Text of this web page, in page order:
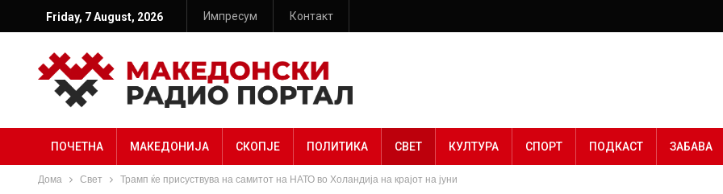
Friday, 7 August, 2026 Импресум Контакт
ПОЧЕТНА МАКЕДОНИЈА СКОПЈЕ ПОЛИТИКА СВЕТ КУЛТУРА СПОРТ ПОДКАСТ ЗАБАВА
Дома Свет Трамп ќе присуствува на самитот на НАТО во Холандија на крајот на јуни